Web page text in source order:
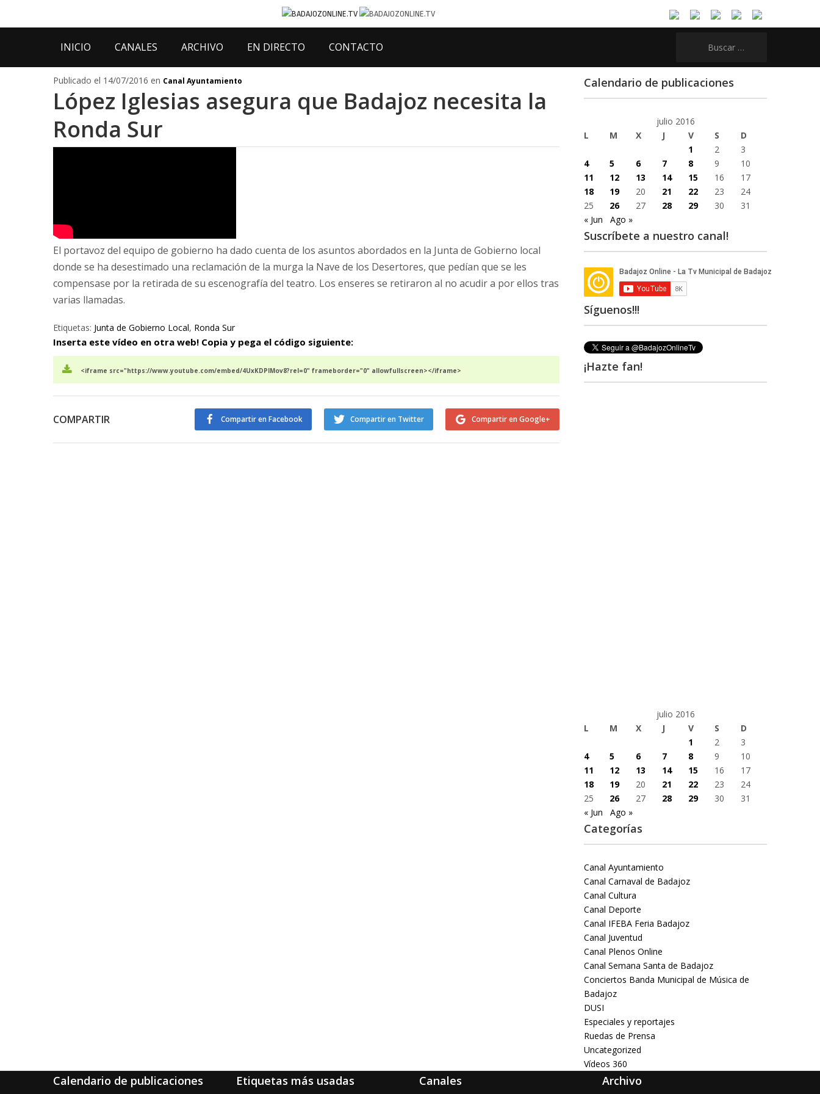
INICIO CANALES ARCHIVO EN DIRECTO CONTACTO
Publicado el 14/07/2016 en Canal Ayuntamiento
López Iglesias asegura que Badajoz necesita la
Ronda Sur
El portavoz del equipo de gobierno ha dado cuenta de los asuntos abordados en la Junta de Gobierno local
donde se ha desestimado una reclamación de la murga la Nave de los Desertores, que pedían que se les
compensase por la retirada de su escenografía del teatro. Los enseres se retiraron al no acudir a por ellos tras
varias llamadas.
Etiquetas: Junta de Gobierno Local, Ronda Sur
Inserta este vídeo en otra web! Copia y pega el código siguiente:
<iframe src="https://www.youtube.com/embed/4UxKDPlMov8?rel=0" frameborder="0" allowfullscreen></iframe>
COMPARTIR Compartir en Google+
Compartir en Twitter
Compartir en Facebook
Calendario de publicaciones
julio 2016
L
M X J V S
D
1
2
3
4
5 6 7 8 9
10
11
12 13 14 15 16
17
18
19 20 21 22 23
24
25
26 27 28 29 30
31
« Jun
Ago »
Suscríbete a nuestro canal!
Síguenos!!!
¡Hazte fan!
julio 2016
L
M X J V S
D
1
2
3
4
5 6 7 8 9
10
11
12 13 14 15 16
17
18
19 20 21 22 23
24
25
26 27 28 29 30
31
« Jun
Ago »
Categorías
Canal Ayuntamiento
Canal Carnaval de Badajoz
Canal Cultura
Canal Deporte
Canal IFEBA Feria Badajoz
Canal Juventud
Canal Plenos Online
Canal Semana Santa de Badajoz
Conciertos Banda Municipal de Música de
Badajoz
DUSI
Especiales y reportajes
Ruedas de Prensa
Uncategorized
Vídeos 360
Calendario de publicaciones Etiquetas más usadas Canales Archivo